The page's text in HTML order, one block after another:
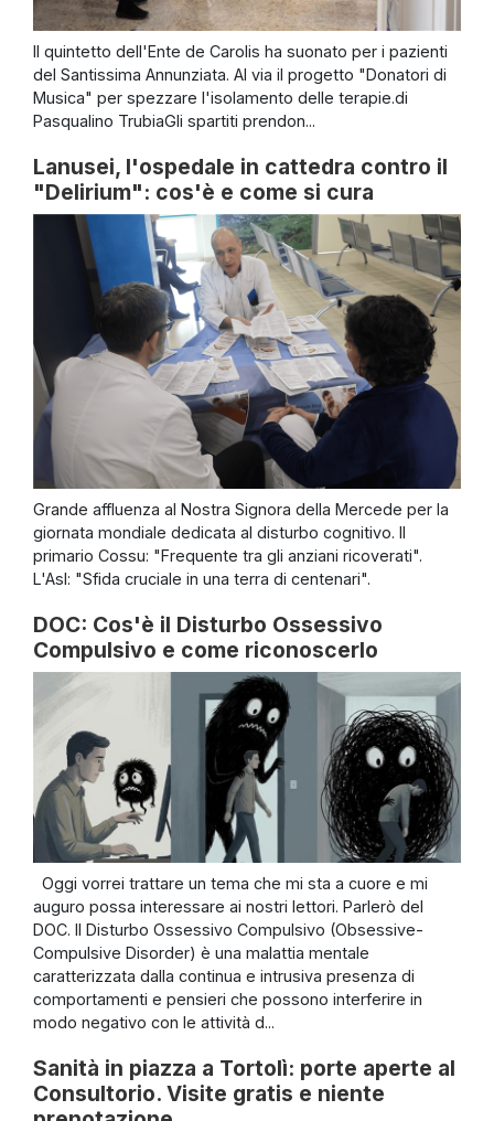
Il quintetto dell'Ente de Carolis ha suonato per i pazienti
del Santissima Annunziata. Al via il progetto "Donatori di
Musica" per spezzare l'isolamento delle terapie.di
Pasqualino TrubiaGli spartiti prendon...
Lanusei, l'ospedale in cattedra contro il
"Delirium": cos'è e come si cura
Grande affluenza al Nostra Signora della Mercede per la
giornata mondiale dedicata al disturbo cognitivo. Il
primario Cossu: "Frequente tra gli anziani ricoverati".
L'Asl: "Sfida cruciale in una terra di centenari".
DOC: Cos'è il Disturbo Ossessivo
Compulsivo e come riconoscerlo
Oggi vorrei trattare un tema che mi sta a cuore e mi
auguro possa interessare ai nostri lettori. Parlerò del
DOC. Il Disturbo Ossessivo Compulsivo (Obsessive-
Compulsive Disorder) è una malattia mentale
caratterizzata dalla continua e intrusiva presenza di
comportamenti e pensieri che possono interferire in
modo negativo con le attività d...
Sanità in piazza a Tortolì: porte aperte al
Consultorio. Visite gratis e niente